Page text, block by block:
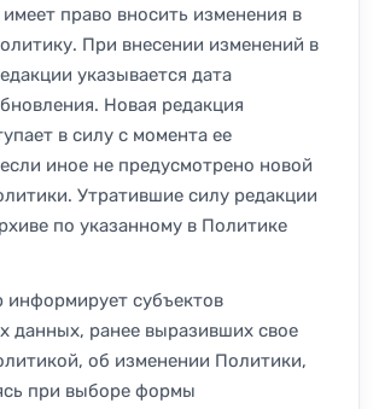
право вносить изменения в
При внесении изменений в
указывается дата
Новая редакция
в силу с момента ее
иное не предусмотрено новой
Утратившие силу редакции
по указанному в Политике
информирует субъектов
данных, ранее выразивших свое
об изменении Политики,
при выборе формы